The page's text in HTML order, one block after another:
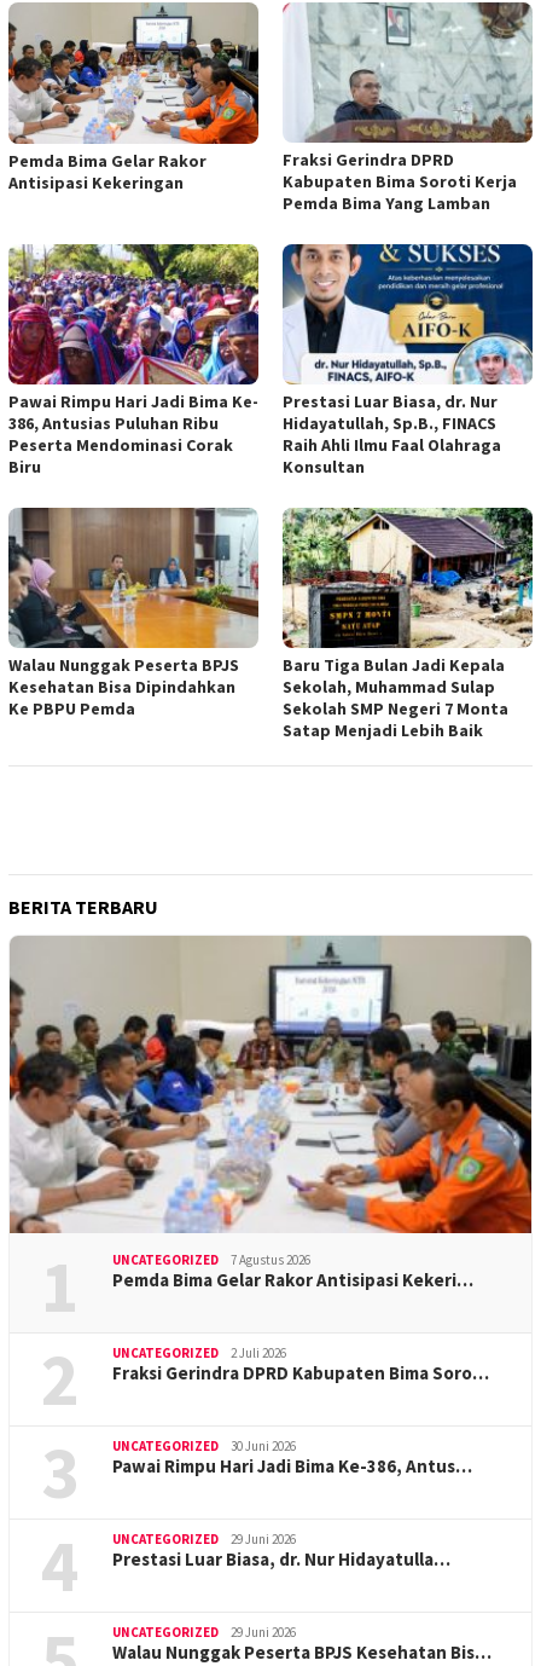
Pemda Bima Gelar Rakor
Antisipasi Kekeringan
Fraksi Gerindra DPRD
Kabupaten Bima Soroti Kerja
Pemda Bima Yang Lamban
Pawai Rimpu Hari Jadi Bima Ke-
386, Antusias Puluhan Ribu
Peserta Mendominasi Corak
Biru
Prestasi Luar Biasa, dr. Nur
Hidayatullah, Sp.B., FINACS
Raih Ahli Ilmu Faal Olahraga
Konsultan
Walau Nunggak Peserta BPJS
Kesehatan Bisa Dipindahkan
Ke PBPU Pemda
Baru Tiga Bulan Jadi Kepala
Sekolah, Muhammad Sulap
Sekolah SMP Negeri 7 Monta
Satap Menjadi Lebih Baik
BERITA TERBARU
1 UNCATEGORIZED 7 Agustus 2026
Pemda Bima Gelar Rakor Antisipasi Kekeri…
2 UNCATEGORIZED 2 Juli 2026
Fraksi Gerindra DPRD Kabupaten Bima Soro…
3 UNCATEGORIZED 30 Juni 2026
Pawai Rimpu Hari Jadi Bima Ke-386, Antus…
4 UNCATEGORIZED 29 Juni 2026
Prestasi Luar Biasa, dr. Nur Hidayatulla…
UNCATEGORIZED 29 Juni 2026
Walau Nunggak Peserta BPJS Kesehatan Bis…